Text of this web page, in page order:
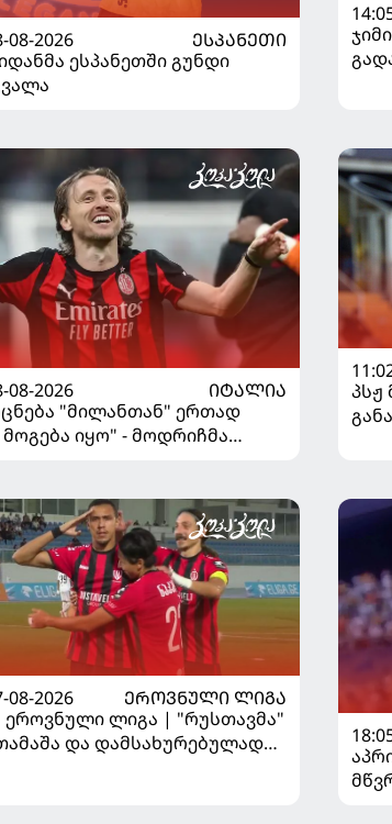
08-2026
ᲔᲡᲞᲐᲜᲔᲗᲘ
ესპანეთში გუნდი
08-2026
ᲘᲢᲐᲚᲘᲐ
"მილანთან" ერთად
მოგება იყო" - მოდრიჩმა
პსჟ
08-2026
ᲔᲠᲝᲕᲜᲣᲚᲘ ᲚᲘᲒᲐ
ეროვნული ლიგა | "რუსთავმა"
და დამსახურებულად